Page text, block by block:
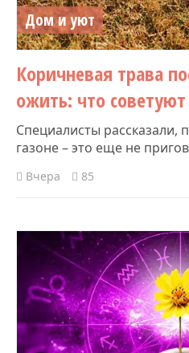
Дом и уют
Коричневая трава
ожить: что
Специалисты рассказали,
газоне – это еще не
Вчера 85